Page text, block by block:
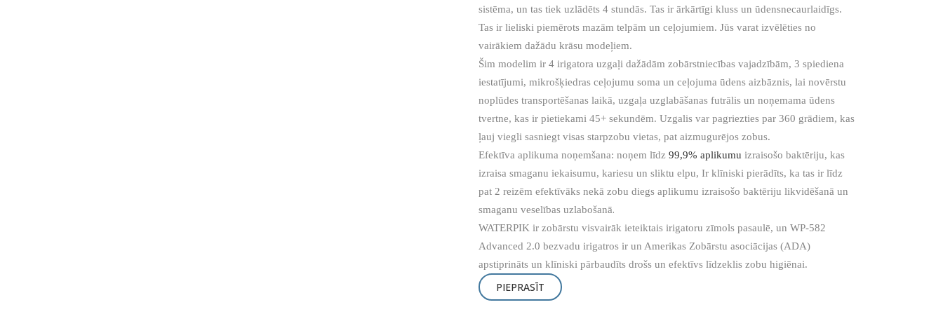
sistēma, un tas tiek uzlādēts 4 stundās. Tas ir ārkārtīgi kluss un ūdensnecaurlaidīgs.
Tas ir lieliski piemērots mazām telpām un ceļojumiem. Jūs varat izvēlēties no
vairākiem dažādu krāsu modeļiem.
Šim modelim ir 4 irigatora uzgaļi dažādām zobārstniecības vajadzībām, 3 spiediena
iestatījumi, mikrošķiedras ceļojumu soma un ceļojuma ūdens aizbāznis, lai novērstu
noplūdes transportēšanas laikā, uzgaļa uzglabāšanas futrālis un noņemama ūdens
tvertne, kas ir pietiekami 45+ sekundēm. Uzgalis var pagriezties par 360 grādiem, kas
ļauj viegli sasniegt visas starpzobu vietas, pat aizmugurējos zobus.
Efektīva aplikuma noņemšana: noņem līdz 99,9% aplikumu izraisošo baktēriju, kas
izraisa smaganu iekaisumu, kariesu un sliktu elpu, Ir klīniski pierādīts, ka tas ir līdz
pat 2 reizēm efektīvāks nekā zobu diegs aplikumu izraisošo baktēriju likvidēšanā un
smaganu veselības uzlabošanā.
WATERPIK ir zobārstu visvairāk ieteiktais irigatoru zīmols pasaulē, un WP-582
Advanced 2.0 bezvadu irigatros ir un Amerikas Zobārstu asociācijas (ADA)
apstiprināts un klīniski pārbaudīts drošs un efektīvs līdzeklis zobu higiēnai.
PIEPRASĪT